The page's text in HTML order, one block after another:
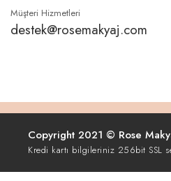
Müşteri Hizmetleri
destek@rosemakyaj.com
Copyright 2021 © Rose
Kredi kartı bilgileriniz 256bit SSL